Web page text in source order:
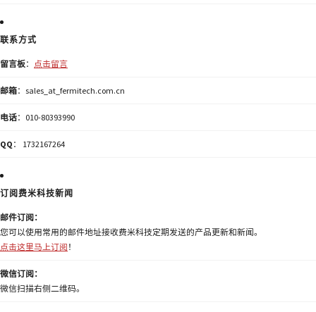
联系方式
留言板： 点击留言
邮箱：sales_at_fermitech.com.cn
电话：010-80393990
QQ ： 1732167264
订阅费米科技新闻
邮件订阅：
您可以使用常用的邮件地址接收费米科技定期发送的产品更新和新闻。
点击这里马上订阅 ！
微信订阅：
微信扫描右侧二维码。